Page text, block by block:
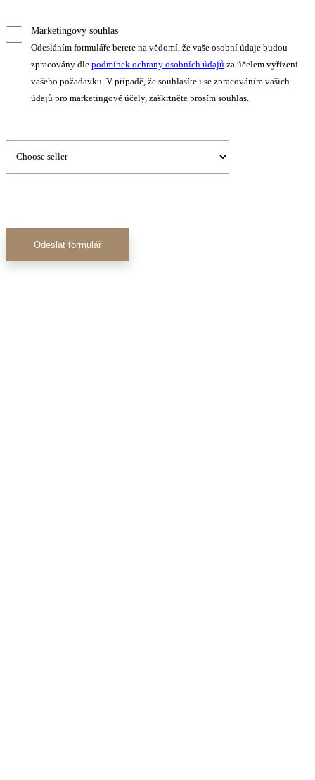
Marketingový souhlas
Odesláním formuláře berete na vědomí, že vaše osobní údaje budou
zpracovány dle podmínek ochrany osobních údajů za účelem vyřízení
vašeho požadavku. V případě, že souhlasíte i se zpracováním vašich
údajů pro marketingové účely, zaškrtněte prosím souhlas.
Odeslat formulář